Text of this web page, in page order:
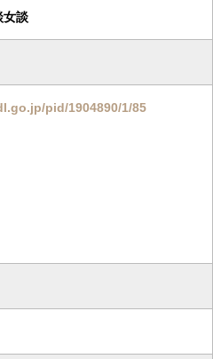
談
pid/1904890/1/85